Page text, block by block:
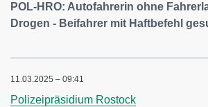
POL-HRO: Autofahrerin ohne
Drogen - Beifahrer mit Haftbefehl
11.03.2025 – 09:41
Polizeipräsidium Rostock